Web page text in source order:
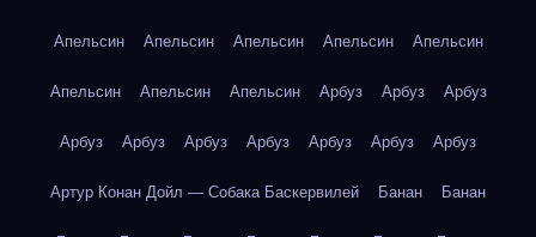
Апельсин Апельсин Апельсин Апельсин Апельсин
Апельсин Апельсин Апельсин Арбуз Арбуз Арбуз
Арбуз Арбуз Арбуз Арбуз Арбуз Арбуз Арбуз
Артур Конан Дойл — Собака Баскервилей Банан Банан